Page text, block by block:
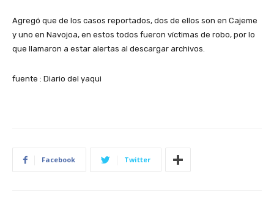
Agregó que de los casos reportados, dos de ellos son en Cajeme
y uno en Navojoa, en estos todos fueron víctimas de robo, por lo
que llamaron a estar alertas al descargar archivos.
fuente : Diario del yaqui
Facebook Twitter